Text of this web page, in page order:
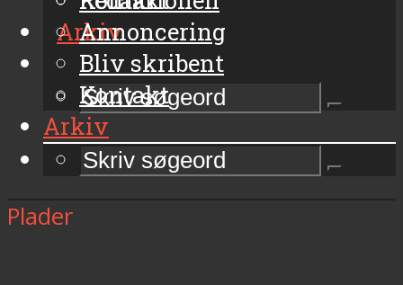
Arkiv
Annoncering
Bliv skribent
Kontakt
Arkiv
Plader